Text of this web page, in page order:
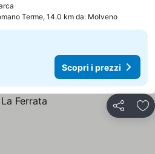
Terme, 14.0 km da: Molveno
Scopri i prezzi
Condividi